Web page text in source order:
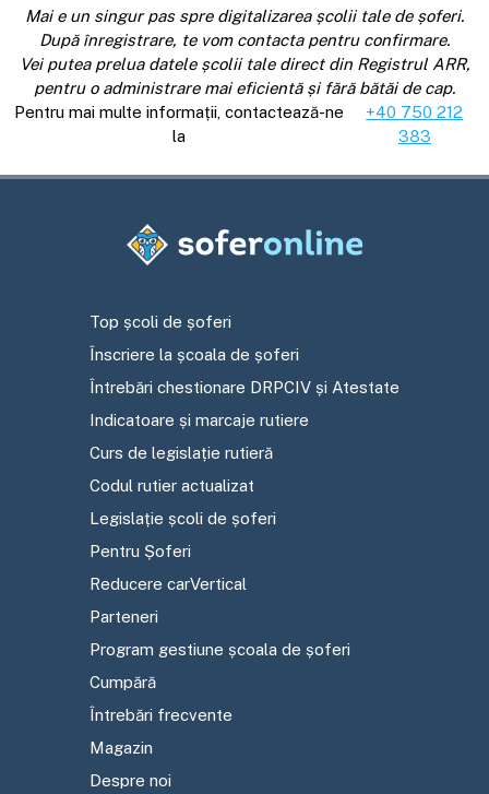
Mai e un singur pas spre digitalizarea școlii tale de șoferi.
După înregistrare, te vom contacta pentru confirmare.
Vei putea prelua datele școlii tale direct din Registrul ARR,
pentru o administrare mai eficientă și fără bătăi de cap.
Pentru mai multe informații, contactează-ne
la
+40 750 212
383
Top școli de șoferi
Înscriere la școala de șoferi
Întrebări chestionare DRPCIV și Atestate
Indicatoare și marcaje rutiere
Curs de legislație rutieră
Codul rutier actualizat
Legislație școli de șoferi
Pentru Șoferi
Reducere carVertical
Parteneri
Program gestiune școala de șoferi
Cumpără
Întrebări frecvente
Magazin
Despre noi